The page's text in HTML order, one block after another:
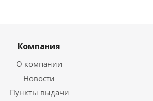
Компания
О компании
Новости
Пункты выдачи